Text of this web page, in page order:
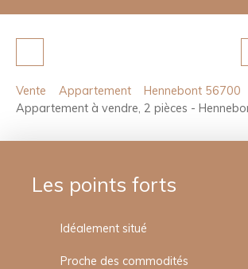
Vente Appartement
Hennebont 56700
Appartement à vendre, 2 pièces -
Les points forts
Idéalement situé
Proche des commodités